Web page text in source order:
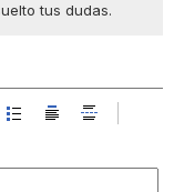
tus dudas.